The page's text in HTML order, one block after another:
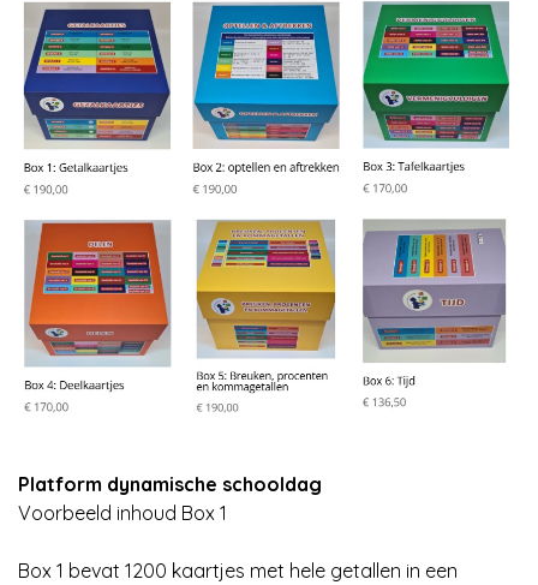
Platform dynamische schooldag
Voorbeeld inhoud Box 1
Box 1 bevat 1200 kaartjes met hele getallen in een